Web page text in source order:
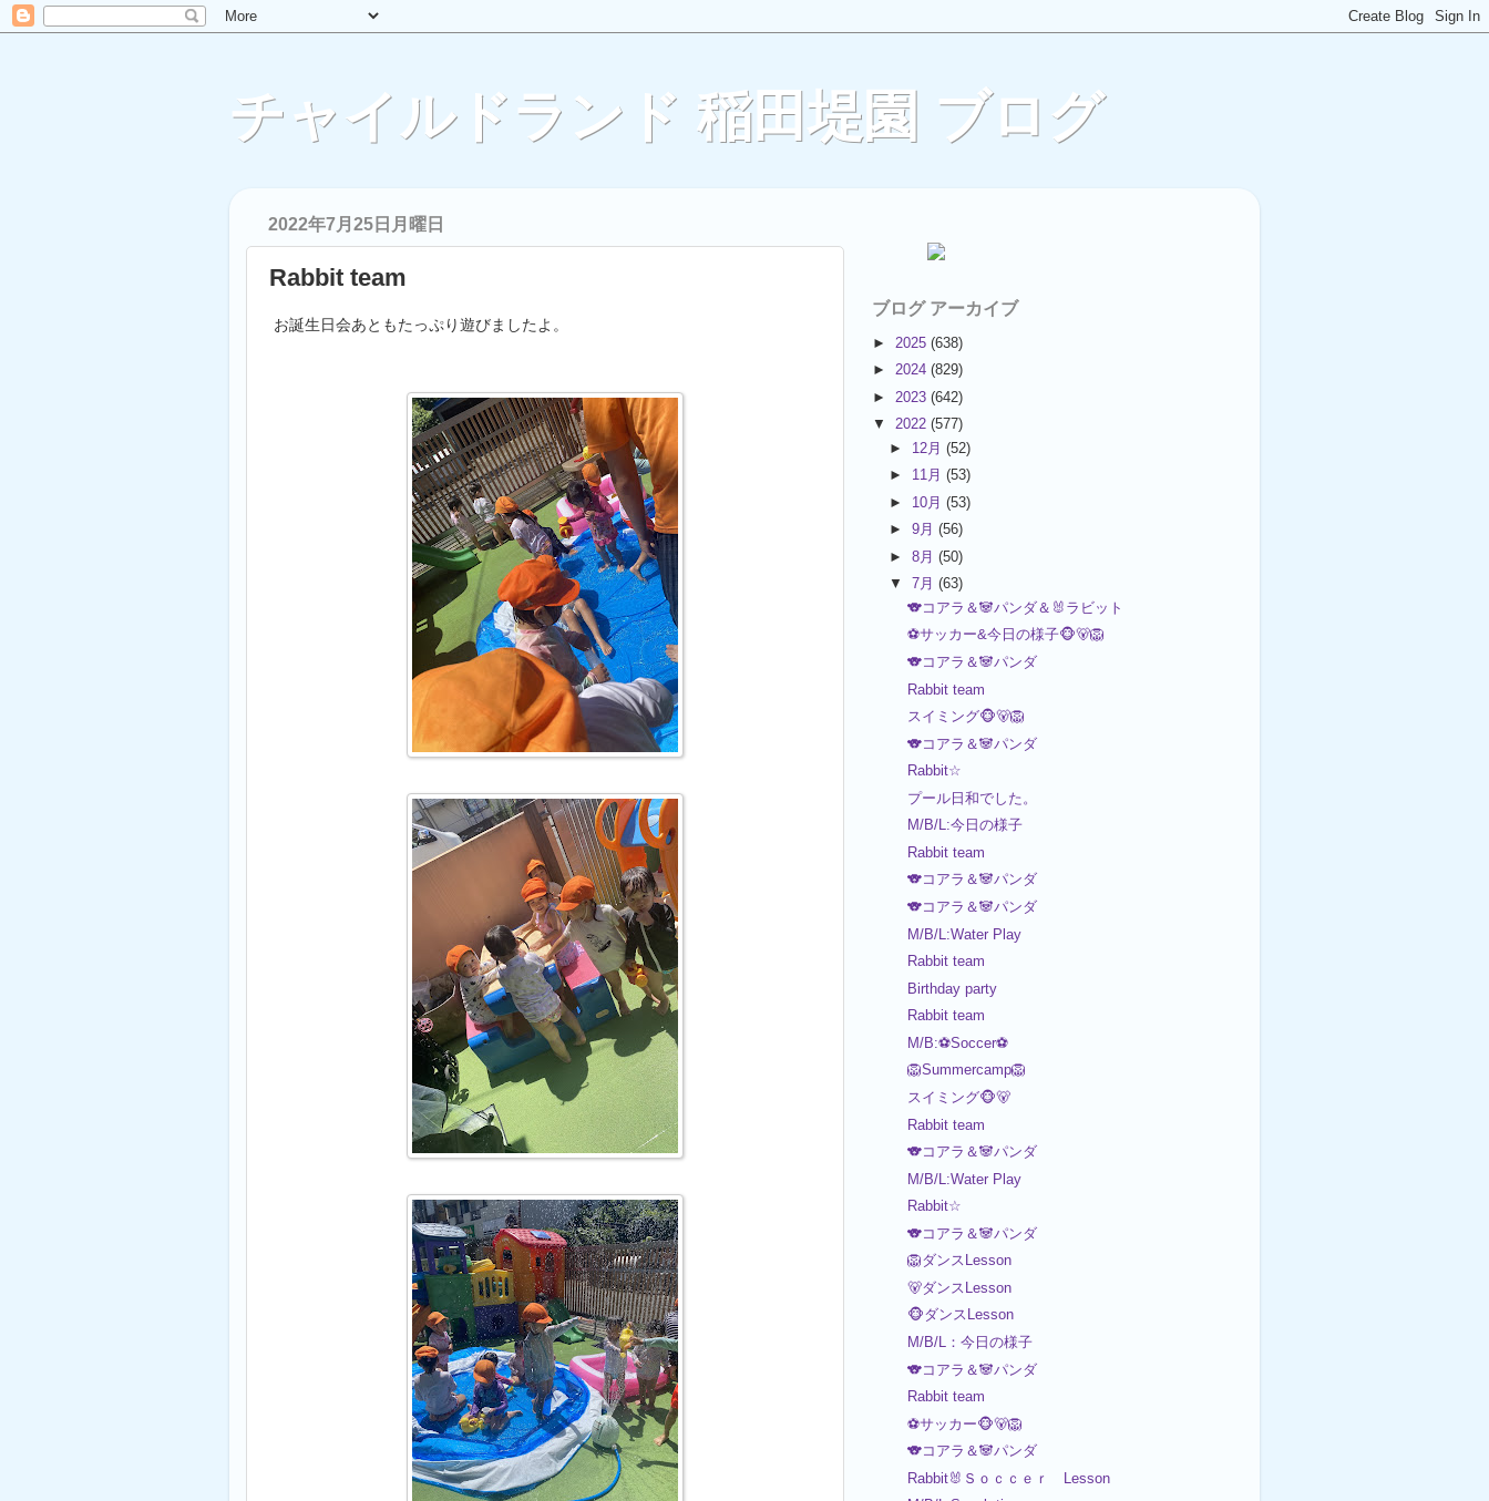
チャイルドランド 稲田堤園 ブログ
2022年7月25日月曜日
Rabbit team
お誕生日会あともたっぷり遊びましたよ。
ブログ アーカイブ
► 2025 (638)
► 2024 (829)
► 2023 (642)
▼ 2022 (577)
► 12月(52)
► 11月(53)
► 10月(53)
►9月(56)
►8月(50)
▼7月(63)
🐨コアラ＆🐼パンダ＆🐰ラビット
⚽️サッカー&今日の様子🐵🐻🦁
🐨コアラ＆🐼パンダ
Rabbit team
スイミング🐵🐻🦁
🐨コアラ＆🐼パンダ
Rabbit☆
プール日和でした。
M/B/L:今日の様子
Rabbit team
🐨コアラ＆🐼パンダ
🐨コアラ＆🐼パンダ
M/B/L:Water Play
Rabbit team
Birthday party
Rabbit team
M/B:⚽Soccer⚽
🦁Summercamp🦁
スイミング🐵🐻
Rabbit team
🐨コアラ＆🐼パンダ
M/B/L:Water Play
Rabbit☆
🐨コアラ＆🐼パンダ
🦁ダンスLesson
🐻ダンスLesson
🐵ダンスLesson
M/B/L：今日の様子
🐨コアラ＆🐼パンダ
Rabbit team
⚽️サッカー🐵🐻🦁
🐨コアラ＆🐼パンダ
Rabbit🐰Ｓｏｃｃｅｒ Lesson